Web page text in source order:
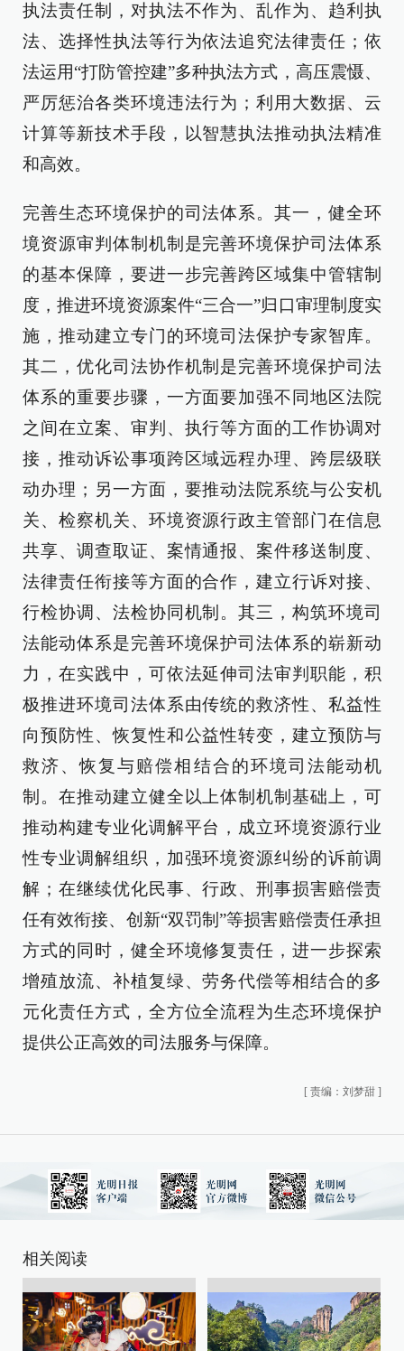
执法责任制，对执法不作为、乱作为、趋利执
法、选择性执法等行为依法追究法律责任；依
法运用“打防管控建”多种执法方式，高压震慑、
严厉惩治各类环境违法行为；利用大数据、云
计算等新技术手段，以智慧执法推动执法精准
和高效。
完善生态环境保护的司法体系。其一，健全环
境资源审判体制机制是完善环境保护司法体系
的基本保障，要进一步完善跨区域集中管辖制
度，推进环境资源案件“三合一”归口审理制度实
施，推动建立专门的环境司法保护专家智库。
其二，优化司法协作机制是完善环境保护司法
体系的重要步骤，一方面要加强不同地区法院
之间在立案、审判、执行等方面的工作协调对
接，推动诉讼事项跨区域远程办理、跨层级联
动办理；另一方面，要推动法院系统与公安机
关、检察机关、环境资源行政主管部门在信息
共享、调查取证、案情通报、案件移送制度、
法律责任衔接等方面的合作，建立行诉对接、
行检协调、法检协同机制。其三，构筑环境司
法能动体系是完善环境保护司法体系的崭新动
力，在实践中，可依法延伸司法审判职能，积
极推进环境司法体系由传统的救济性、私益性
向预防性、恢复性和公益性转变，建立预防与
救济、恢复与赔偿相结合的环境司法能动机
制。在推动建立健全以上体制机制基础上，可
推动构建专业化调解平台，成立环境资源行业
性专业调解组织，加强环境资源纠纷的诉前调
解；在继续优化民事、行政、刑事损害赔偿责
任有效衔接、创新“双罚制”等损害赔偿责任承担
方式的同时，健全环境修复责任，进一步探索
增殖放流、补植复绿、劳务代偿等相结合的多
元化责任方式，全方位全流程为生态环境保护
提供公正高效的司法服务与保障。
[ 责编：刘梦甜 ]
相关阅读